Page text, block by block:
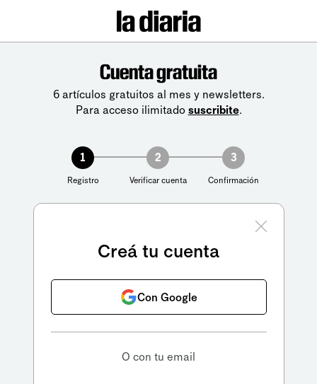
Cuenta gratuita
6 artículos gratuitos al mes y newsletters.
Para acceso ilimitado suscribite.
1
Registro
2
Verificar cuenta
3
Confirmación
Creá tu cuenta
Con Google
O con tu email